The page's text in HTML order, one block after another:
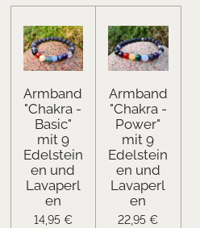
Armband
"Chakra -
Basic"
mit 9
Edelstein
en und
Lavaperl
en
14,95 €
Armband
"Chakra -
Power"
mit 9
Edelstein
en und
Lavaperl
en
22,95 €